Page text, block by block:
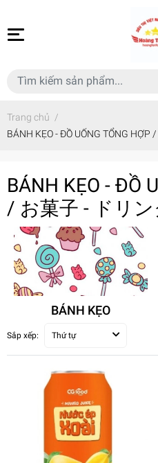
Trang chủ /
BÁNH KẸO - ĐỒ UỐNG TỔNG
BÁNH KẸO - ĐỒ
/ お菓子 - ドリ
BÁNH KẸO
Sắp xếp: Thứ tự